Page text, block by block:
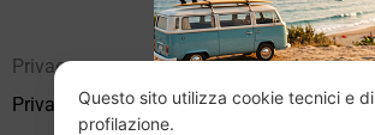
Privacy
Privacy PolicyQuesto sito utilizza cookie tecnici e di
profilazione.